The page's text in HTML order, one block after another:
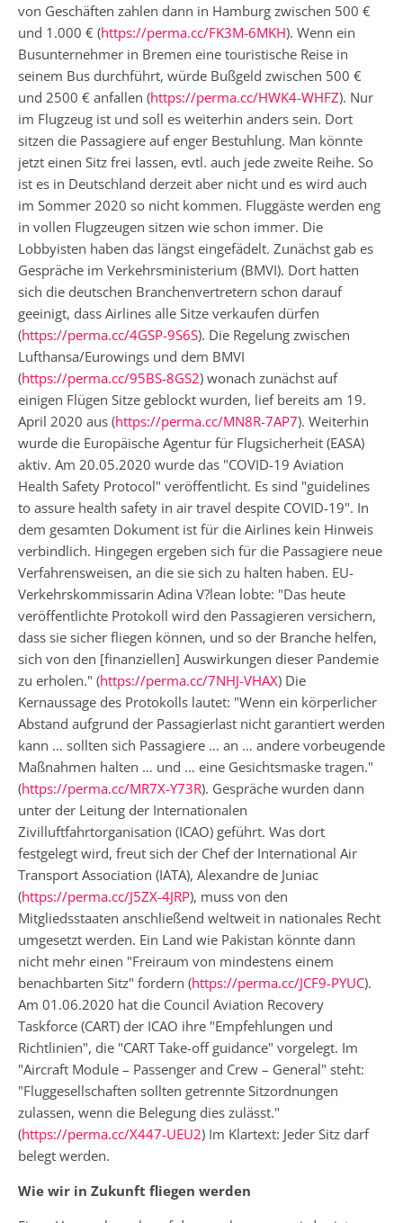
von Geschäften zahlen dann in Hamburg zwischen 500 €
und 1.000 € (https://perma.cc/FK3M-6MKH). Wenn ein
Busunternehmer in Bremen eine touristische Reise in
seinem Bus durchführt, würde Bußgeld zwischen 500 €
und 2500 € anfallen (https://perma.cc/HWK4-WHFZ). Nur
im Flugzeug ist und soll es weiterhin anders sein. Dort
sitzen die Passagiere auf enger Bestuhlung. Man könnte
jetzt einen Sitz frei lassen, evtl. auch jede zweite Reihe. So
ist es in Deutschland derzeit aber nicht und es wird auch
im Sommer 2020 so nicht kommen. Fluggäste werden eng
in vollen Flugzeugen sitzen wie schon immer. Die
Lobbyisten haben das längst eingefädelt. Zunächst gab es
Gespräche im Verkehrsministerium (BMVI). Dort hatten
sich die deutschen Branchenvertretern schon darauf
geeinigt, dass Airlines alle Sitze verkaufen dürfen
(https://perma.cc/4GSP-9S6S). Die Regelung zwischen
Lufthansa/Eurowings und dem BMVI
(https://perma.cc/95BS-8GS2) wonach zunächst auf
einigen Flügen Sitze geblockt wurden, lief bereits am 19.
April 2020 aus (https://perma.cc/MN8R-7AP7). Weiterhin
wurde die Europäische Agentur für Flugsicherheit (EASA)
aktiv. Am 20.05.2020 wurde das "COVID-19 Aviation
Health Safety Protocol" veröffentlicht. Es sind "guidelines
to assure health safety in air travel despite COVID-19". In
dem gesamten Dokument ist für die Airlines kein Hinweis
verbindlich. Hingegen ergeben sich für die Passagiere neue
Verfahrensweisen, an die sie sich zu halten haben. EU-
Verkehrskommissarin Adina V?lean lobte: "Das heute
veröffentlichte Protokoll wird den Passagieren versichern,
dass sie sicher fliegen können, und so der Branche helfen,
sich von den [finanziellen] Auswirkungen dieser Pandemie
zu erholen." (https://perma.cc/7NHJ-VHAX) Die
Kernaussage des Protokolls lautet: "Wenn ein körperlicher
Abstand aufgrund der Passagierlast nicht garantiert werden
kann … sollten sich Passagiere … an … andere vorbeugende
Maßnahmen halten … und … eine Gesichtsmaske tragen."
(https://perma.cc/MR7X-Y73R). Gespräche wurden dann
unter der Leitung der Internationalen
Zivilluftfahrtorganisation (ICAO) geführt. Was dort
festgelegt wird, freut sich der Chef der International Air
Transport Association (IATA), Alexandre de Juniac
(https://perma.cc/J5ZX-4JRP), muss von den
Mitgliedsstaaten anschließend weltweit in nationales Recht
umgesetzt werden. Ein Land wie Pakistan könnte dann
nicht mehr einen "Freiraum von mindestens einem
benachbarten Sitz" fordern (https://perma.cc/JCF9-PYUC).
Am 01.06.2020 hat die Council Aviation Recovery
Taskforce (CART) der ICAO ihre "Empfehlungen und
Richtlinien", die "CART Take-off guidance" vorgelegt. Im
"Aircraft Module – Passenger and Crew – General" steht:
"Fluggesellschaften sollten getrennte Sitzordnungen
zulassen, wenn die Belegung dies zulässt."
(https://perma.cc/X447-UEU2) Im Klartext: Jeder Sitz darf
belegt werden.
Wie wir in Zukunft fliegen werden